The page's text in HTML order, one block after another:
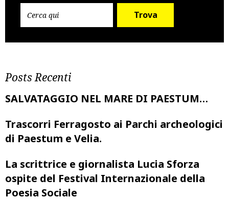
Trova
Posts Recenti
SALVATAGGIO NEL MARE DI PAESTUM…
Trascorri Ferragosto ai Parchi archeologici
di Paestum e Velia.
La scrittrice e giornalista Lucia Sforza
ospite del Festival Internazionale della
Poesia Sociale